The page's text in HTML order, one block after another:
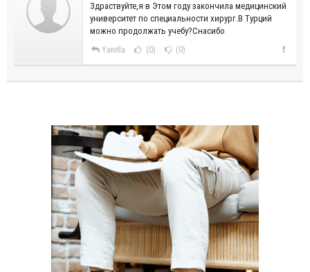
Здраствуйте,я в Этом году закончила медицинский
университет по специальности хирург.В Турций
можно продолжать учебу?Снасибо
Yanıtla (0) (0)